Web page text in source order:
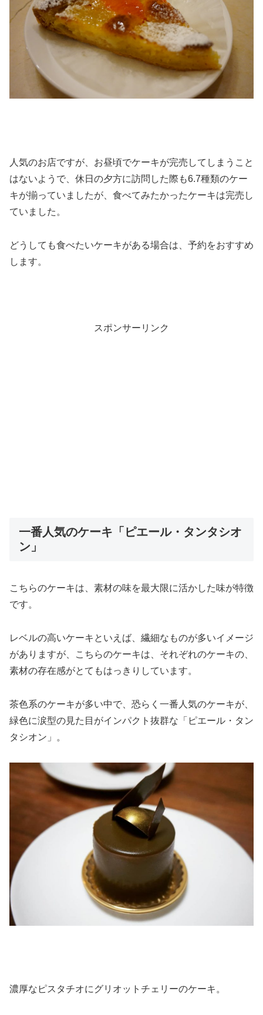
人気のお店ですが、お昼頃でケーキが完売してしまうこと
はないようで、休日の夕方に訪問した際も6.7種類のケー
キが揃っていましたが、食べてみたかったケーキは完売し
ていました。
どうしても食べたいケーキがある場合は、予約をおすすめ
します。
スポンサーリンク
一番人気のケーキ「ピエール・タンタシオ
ン」
こちらのケーキは、素材の味を最大限に活かした味が特徴
です。
レベルの高いケーキといえば、繊細なものが多いイメージ
がありますが、こちらのケーキは、それぞれのケーキの、
素材の存在感がとてもはっきりしています。
茶色系のケーキが多い中で、恐らく一番人気のケーキが、
緑色に涙型の見た目がインパクト抜群な「ピエール・タン
タシオン」。
濃厚なピスタチオにグリオットチェリーのケーキ。